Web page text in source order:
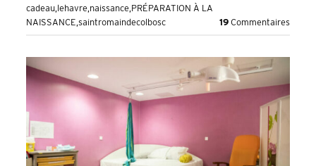
cadeau lehavre naissance PRÉPARATION À LA
NAISSANCE ,saintromaindecolbosc 19Commentaires